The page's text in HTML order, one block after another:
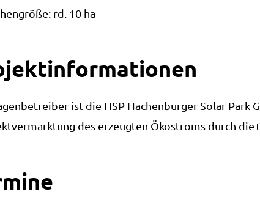
rd. 10 ha
ist die HSP Hachenburger Solar Park
des erzeugten Ökostroms durch die